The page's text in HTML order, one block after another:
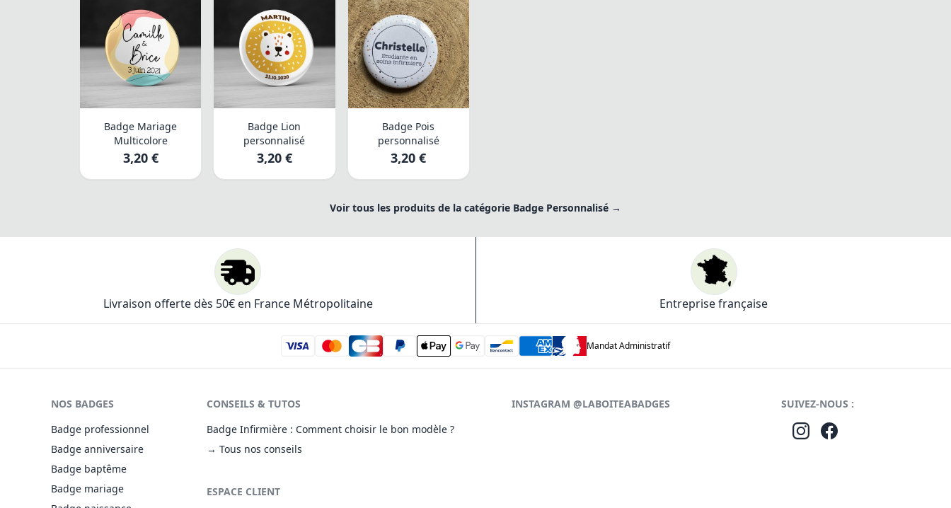
Badge Mariage
Multicolore
3,20 €
Badge Lion
personnalisé
3,20 €
Badge Pois
personnalisé
3,20 €
Voir tous les produits de la catégorie Badge Personnalisé →
Livraison offerte dès 50€ en France Métropolitaine Entreprise française
Mandat Administratif
NOS BADGES
Badge professionnel
Badge anniversaire
Badge baptême
Badge mariage
CONSEILS & TUTOS
Badge Infirmière : Comment choisir le bon modèle ?
→ Tous nos conseils
ESPACE CLIENT
INSTAGRAM @LABOITEABADGES SUIVEZ-NOUS :